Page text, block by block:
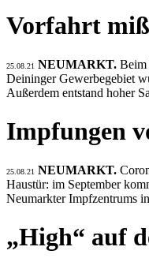
Vorfahrt
25.08.21 NEUMARKT. Beim
Deininger Gewerbegebiet
Außerdem entstand hoher
Impfungen
25.08.21 NEUMARKT.
Haustür: im September
Neumarkter Impfzentrums
„High“ auf